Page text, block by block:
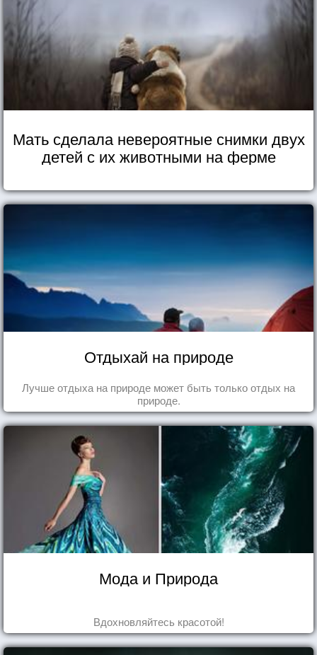
Мать сделала невероятные снимки двух
детей с их животными на ферме
Отдыхай на природе
Лучше отдыха на природе может быть только отдых на
природе.
Мода и Природа
Вдохновляйтесь красотой!